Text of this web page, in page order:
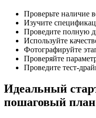
Проверьте наличие
Изучите
Проведите полную
Используйте
Фотографируйте
Проверяйте
Проведите тест-
Идеальный
пошаговый план